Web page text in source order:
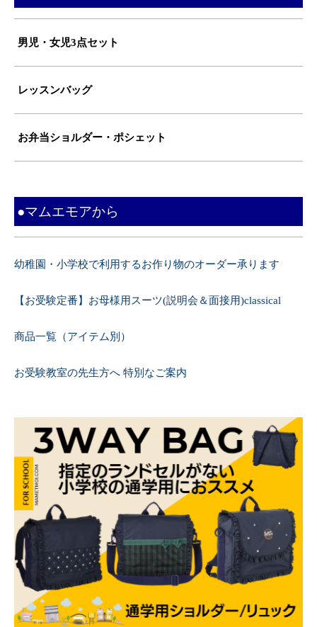
男児・女児3点セット
レッスンバッグ
お弁当ショルダー・ポシェット
●マムエモアから
幼稚園・小学校で利用するお作り物のオーダー承ります
【お受験定番】お母様用スーツ(説明会＆面接用)classical
商品一覧（アイテム別）
お受験教室の先生方へ 特別なご案内